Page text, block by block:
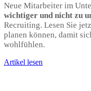
Neue Mitarbeiter im
wichtiger und nicht zu
Recruiting. Lesen Sie
planen können, damit
wohlfühlen.
Artikel lesen